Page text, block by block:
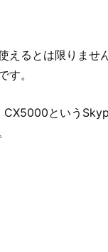
えるとは限りませ
。
という